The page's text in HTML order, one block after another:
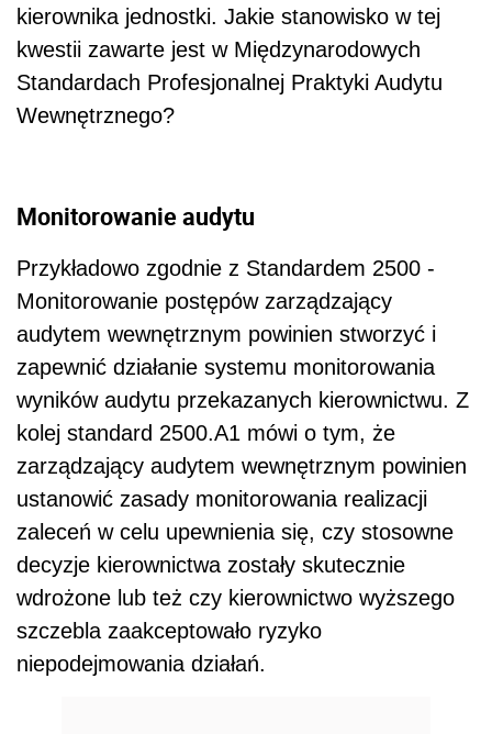
kierownika jednostki. Jakie stanowisko w tej
kwestii zawarte jest w Międzynarodowych
Standardach Profesjonalnej Praktyki Audytu
Wewnętrznego?
Monitorowanie audytu
Przykładowo zgodnie z Standardem 2500 -
Monitorowanie postępów zarządzający
audytem wewnętrznym powinien stworzyć i
zapewnić działanie systemu monitorowania
wyników audytu przekazanych kierownictwu. Z
kolej standard 2500.A1 mówi o tym, że
zarządzający audytem wewnętrznym powinien
ustanowić zasady monitorowania realizacji
zaleceń w celu upewnienia się, czy stosowne
decyzje kierownictwa zostały skutecznie
wdrożone lub też czy kierownictwo wyższego
szczebla zaakceptowało ryzyko
niepodejmowania działań.